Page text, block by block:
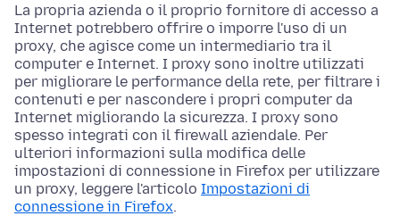
La propria azienda o il proprio fornitore di accesso a
Internet potrebbero offrire o imporre l'uso di un
proxy, che agisce come un intermediario tra il
computer e Internet. I proxy sono inoltre utilizzati
per migliorare le performance della rete, per filtrare i
contenuti e per nascondere i propri computer da
Internet migliorando la sicurezza. I proxy sono
spesso integrati con il firewall aziendale. Per
ulteriori informazioni sulla modifica delle
impostazioni di connessione in Firefox per utilizzare
un proxy, leggere l'articolo Impostazioni di
connessione in Firefox.